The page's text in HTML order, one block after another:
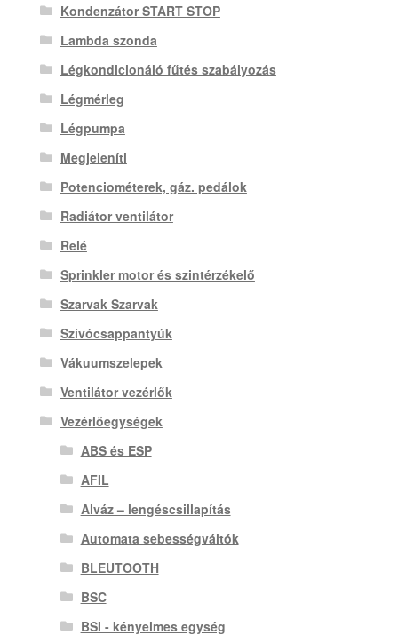
Kondenzátor START STOP
Lambda szonda
Légkondicionáló fűtés szabályozás
Légmérleg
Légpumpa
Megjeleníti
Potenciométerek, gáz. pedálok
Radiátor ventilátor
Relé
Sprinkler motor és szintérzékelő
Szarvak Szarvak
Szívócsappantyúk
Vákuumszelepek
Ventilátor vezérlők
Vezérlőegységek
ABS és ESP
AFIL
Alváz – lengéscsillapítás
Automata sebességváltók
BLEUTOOTH
BSC
BSI - kényelmes egység